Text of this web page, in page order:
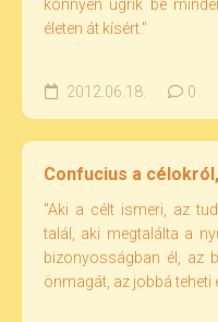
könnyen ugrik be
életen át kísért."
2012.06.18. 0
Confucius a
"Aki a célt ismeri, az
talál, aki megtalálta a
bizonyosságban él, az
önmagát, az jobbá teheti